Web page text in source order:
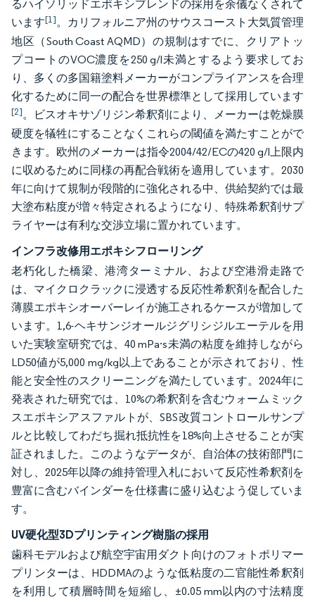
るハイソリッドエポキシブレンドの採用を余儀なくされて
います[1]。カリフォルニア州のサウスコースト大気質管理
地区（South Coast AQMD）の規制はすでに、クリアトッ
プコートのVOC濃度を250 g/l未満とするよう要求してお
り、多くの多国籍塗料メーカーがコンプライアンスを合理
化するために同一の配合を世界標準として採用しています
[2]。ビスオキサゾリジン希釈剤により、メーカーは乾燥膜
硬度を犠牲にすることなくこれらの閾値を満たすことがで
きます。欧州のメーカーは指令2004/42/ECの420 g/l上限内
に収めるために同様の再配合戦術を適用しています。2030
年に向けて規制が段階的に強化される中、供給契約では最
大塗布粘度が増々特定されるようになり、特殊希釈剤サプ
ライヤーは有利な交渉立場に置かれています。
インフラ改修用エポキシフローリング
老朽化した橋梁、港湾ターミナル、および空港滑走路で
は、マイクロクラックに浸透する反応性希釈剤を配合した
薄膜エポキシオーバーレイが施工されるケースが増加して
います。1,6-ヘキサンジオールジグリシジルエーテルを用
いた実験室研究では、40 mPa·s未満の粘度を維持しながら
LD50値が5,000 mg/kg以上であることが示されており、性
能と安全性のスクリーニングを満たしています。2024年に
発表された研究では、10%の希釈剤を含むウォームミック
スエポキシアスファルトが、SBS改質コントロールサンプ
ルと比較してわだち掘れ抵抗性を18%向上させることが実
証されました。このようなデータが、自治体の技術部門に
対し、2025年以降の維持管理入札において反応性希釈剤を
豊富に含むバインダーを仕様書に盛り込むよう促していま
す。
UV硬化型3Dプリンティング樹脂の採用
歯科モデルおよび航空宇宙用ダクト向けのフォトポリマー
プリンターは、HDDMAのような低粘度の二官能性希釈剤
を利用して積層時間を短縮し、±0.05 mm以内の寸法精度